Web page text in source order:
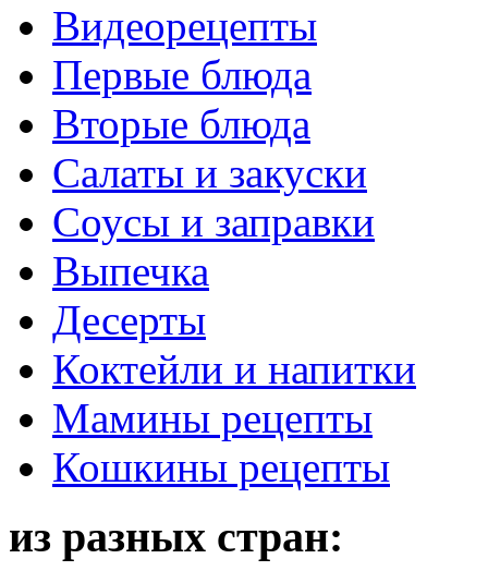
Видеорецепты
Первые блюда
Вторые блюда
Салаты и закуски
Соусы и заправки
Выпечка
Десерты
Коктейли и напитки
Мамины рецепты
Кошкины рецепты
из разных стран: